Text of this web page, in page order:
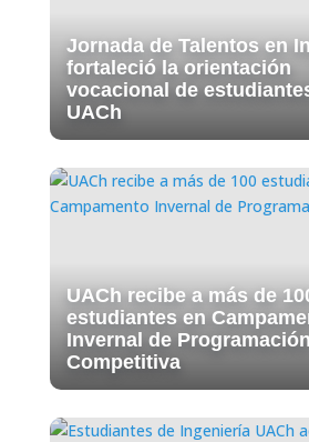
Jornada de Talentos en
fortaleció la orientación
vocacional de
UACh
UACh recibe a más de
estudiantes en
Invernal de Programación
Competitiva